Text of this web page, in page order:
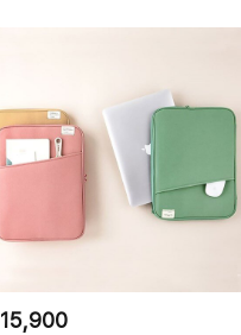
15,900